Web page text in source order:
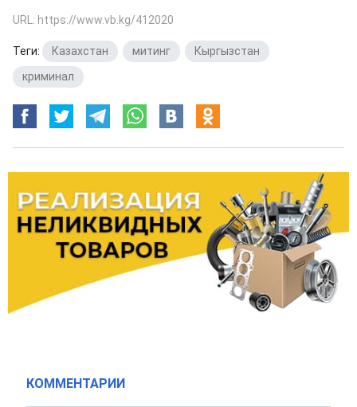
URL: https://www.vb.kg/412020
Теги: Казахстан митинг Кыргызстан
криминал
КОММЕНТАРИИ